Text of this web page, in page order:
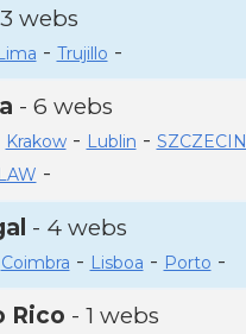
webs
- Trujillo -
- 6 webs
Krakow- Lublin - SZCZECIN
-
- 4 webs
Coimbra - Lisboa - Porto -
Rico - 1 webs